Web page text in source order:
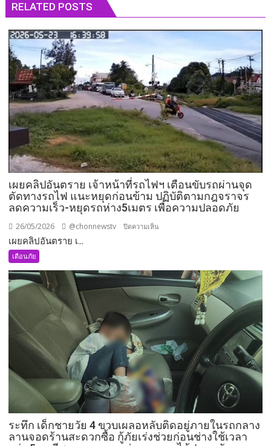
RELATED POSTS
เผยคลิปอันตราย เจ้าหน้าที่รถไฟฯ เตือนขับรถผ่านจุด
ตัดทางรถไฟ แนะหยุดก่อนข้าม ปฏิบัติตามกฎจราจร
ลดความเร็ว-หยุดรถห่าง5เมตร เพื่อความปลอดภัย
26/05/2026 @chonnewstv ปิดความเห็น
เจ้า
หน้าที่
รถ
ไฟฯ
ขับ
รถ
ผ่าน
จุด
ตัดทาง
รถไฟ
แนะ
หยุด
เผยคลิปอันตราย เ...
เตือนภัย
ระทึก เด็กชายวัย 4 ขวบเผลอหลับติดอยู่ภายในรถกลาง
ลานจอดร้านสะดวกซื้อ กู้ภัยเร่งช่วยก่อนช่างใช้เวลา